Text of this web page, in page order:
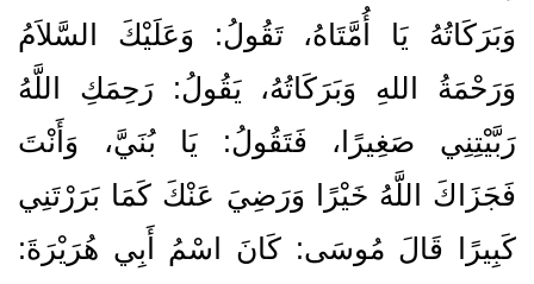
وَبَرَكَاتُهُ يَا أُمَّتَاهُ، تَقُولُ‏:‏ وَعَلَيْكَ السَّلاَمُ
وَرَحْمَةُ اللهِ وَبَرَكَاتُهُ، يَقُولُ‏:‏ رَحِمَكِ اللَّهُ
رَبَّيْتِنِي صَغِيرًا، فَتَقُولُ‏:‏ يَا بُنَيَّ، وَأَنْتَ
فَجَزَاكَ اللَّهُ خَيْرًا وَرَضِيَ عَنْكَ كَمَا بَرَرْتَنِي
كَبِيرًا قَالَ مُوسَى‏:‏ كَانَ اسْمُ أَبِي هُرَيْرَةَ‏:‏